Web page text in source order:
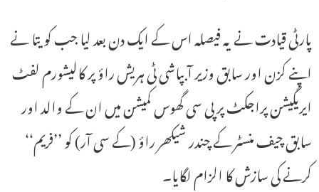
پارٹی قیادت نے یہ فیصلہ اس کے ایک دن بعد لیا جب کویتا نے
اپنے کزن اور سابق وزیر آبپاشی ٹی ہریش راؤ پر کالیشورم لفٹ
ایریگیشن پراجکٹ پر پی سی گھوس کمیشن میں ان کے والد اور
سابق چیف منسٹر کے چندر شیکھر راؤ (کے سی آر) کو ’’فریم‘‘
کرنے کی سازش کا الزام لگایا۔